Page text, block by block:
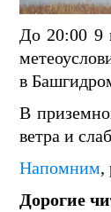
До 20:00 9
в
В
ветра и
Напомним,
Дорогие